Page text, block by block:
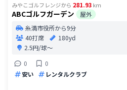
みやこゴルフレンジから 281.93 km
ABCゴルフガーデン
屋外
糸満市役所から9分
40打席
180yd
2.5円/球〜
0
0
安い
レンタルクラブ